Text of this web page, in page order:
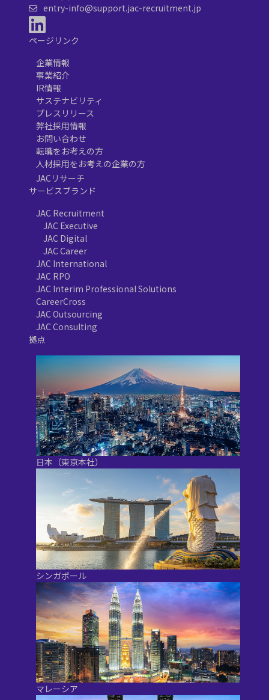
entry-info@support.jac-recruitment.jp
ページリンク
企業情報
事業紹介
IR情報
サステナビリティ
プレスリリース
弊社採用情報
お問い合わせ
転職をお考えの方
人材採用をお考えの企業の方
JACリサーチ
サービスブランド
JAC Recruitment
JAC Executive
JAC Digital
JAC Career
JAC International
JAC RPO
JAC Interim Professional Solutions
CareerCross
JAC Outsourcing
JAC Consulting
拠点
日本（東京本社）
シンガポール
マレーシア